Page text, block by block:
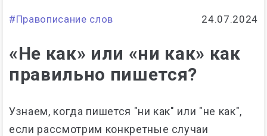
#Правописание слов 24.07.2024
«Не как» или «ни как» как
правильно пишется?
Узнаем, когда пишется "ни как" или "не как",
если рассмотрим конкретные случаи